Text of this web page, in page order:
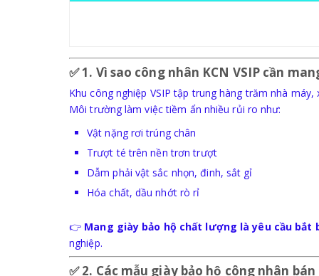
✅1. Vì sao công nhân KCN VSIP cần
Khu công nghiệp VSIP tập trung hàng trăm nhà
Môi trường làm việc tiềm ẩn nhiều rủi ro như:
Vật nặng rơi trúng chân
Trượt té trên nền trơn trượt
Dẫm phải vật sắc nhọn, đinh, sắt gỉ
Hóa chất, dầu nhớt rò rỉ
👉 Mang giày bảo hộ chất lượng là yêu cầu bắt
nghiệp.
✅2. Các mẫu giày bảo hộ công nhân bán